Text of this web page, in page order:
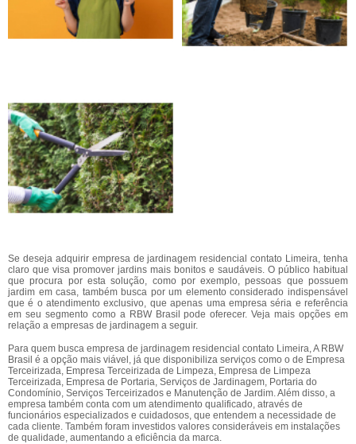
Se deseja adquirir empresa de jardinagem residencial contato Limeira, tenha
claro que visa promover jardins mais bonitos e saudáveis. O público habitual
que procura por esta solução, como por exemplo, pessoas que possuem
jardim em casa, também busca por um elemento considerado indispensável
que é o atendimento exclusivo, que apenas uma empresa séria e referência
em seu segmento como a RBW Brasil pode oferecer. Veja mais opções em
relação a empresas de jardinagem a seguir.
Para quem busca empresa de jardinagem residencial contato Limeira, A RBW
Brasil é a opção mais viável, já que disponibiliza serviços como o de Empresa
Terceirizada, Empresa Terceirizada de Limpeza, Empresa de Limpeza
Terceirizada, Empresa de Portaria, Serviços de Jardinagem, Portaria do
Condomínio, Serviços Terceirizados e Manutenção de Jardim. Além disso, a
empresa também conta com um atendimento qualificado, através de
funcionários especializados e cuidadosos, que entendem a necessidade de
cada cliente. Também foram investidos valores consideráveis em instalações
de qualidade, aumentando a eficiência da marca.